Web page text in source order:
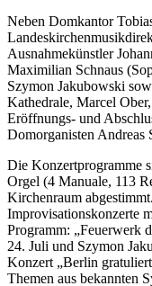
Neben Domkantor
Ausnahmekünstler
Maximilian Schnaus
Szymon Jakubowski
Kathedrale, Marcel
Eröffnungs- und
Domorganisten Andreas
Die Konzertprogramme
Orgel (4 Manuale, 113
Kirchenraum
Improvisationskonzerte
Programm: „Feuerwerk
24. Juli und Szymon
Konzert „Berlin
Themen aus bekannten